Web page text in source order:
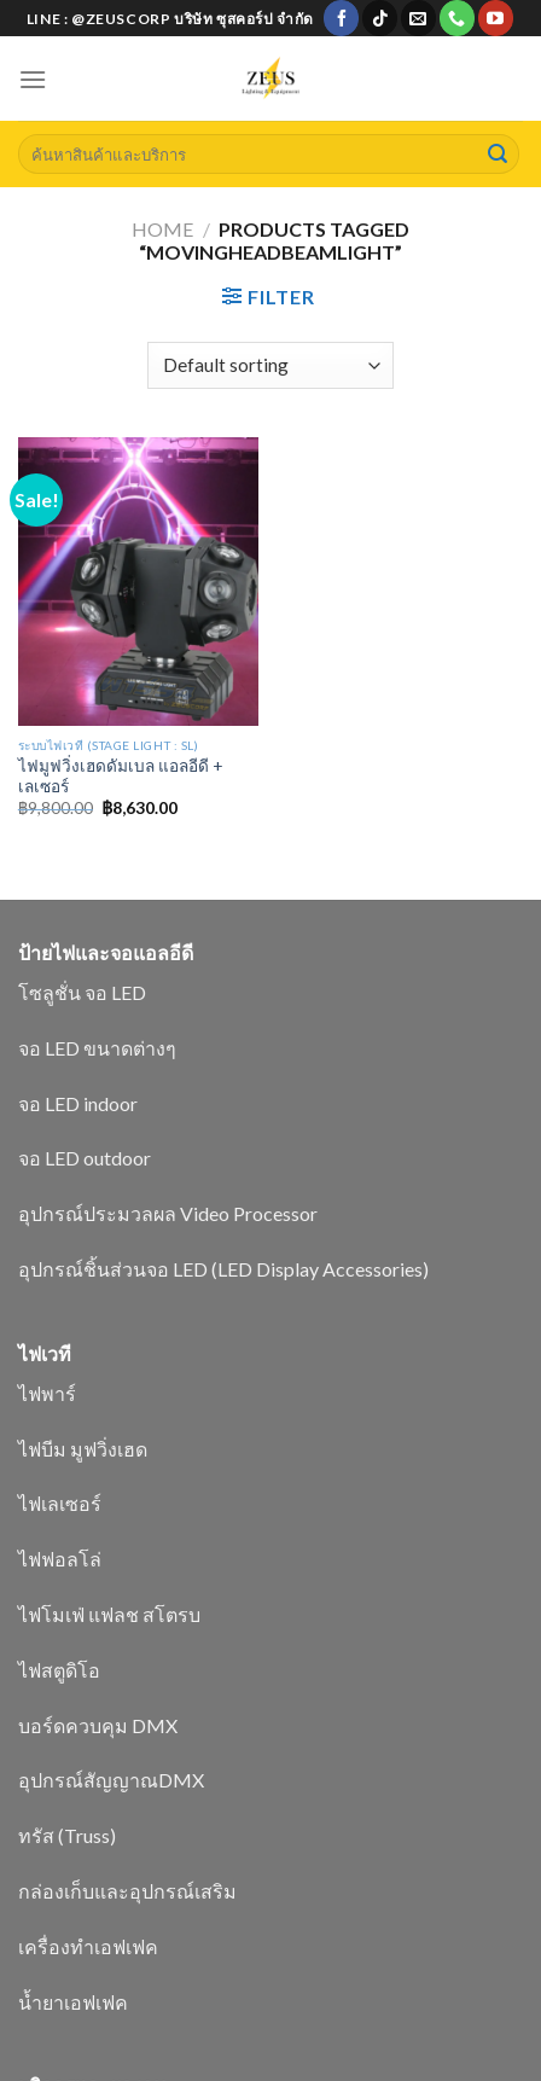
Skip
to
content
LINE : @ZEUSCORP บริษัท ซุสคอร์ป จำกัด
Search
for:
HOME / PRODUCTS TAGGED
“MOVINGHEADBEAMLIGHT”
FILTER
Sale!
ระบบไฟเวที (STAGE LIGHT : SL)
ไฟมูฟวิ่งเฮดดัมเบล แอลอีดี +
เลเซอร์
฿9,800.00 ฿8,630.00
ป้ายไฟและจอแอลอีดี
โซลูชั่น จอ LED
จอ LED ขนาดต่างๆ
จอ LED indoor
จอ LED outdoor
อุปกรณ์ประมวลผล Video Processor
อุปกรณ์ชิ้นส่วนจอ LED (LED Display Accessories)
ไฟเวที
ไฟพาร์
ไฟบีม มูฟวิ่งเฮด
ไฟเลเซอร์
ไฟฟอลโล่
ไฟโมเฟ่ แฟลช สโตรบ
ไฟสตูดิโอ
บอร์ดควบคุม DMX
อุปกรณ์สัญญาณDMX
ทรัส (Truss)
กล่องเก็บและอุปกรณ์เสริม
เครื่องทำเอฟเฟค
น้ำยาเอฟเฟค